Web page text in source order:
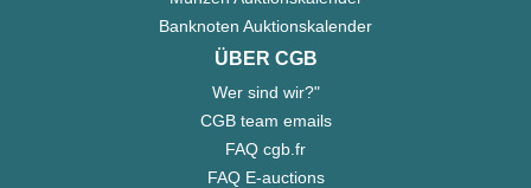
Banknoten Auktionskalender
ÜBER CGB
Wer sind wir?"
CGB team emails
FAQ cgb.fr
FAQ E-auctions